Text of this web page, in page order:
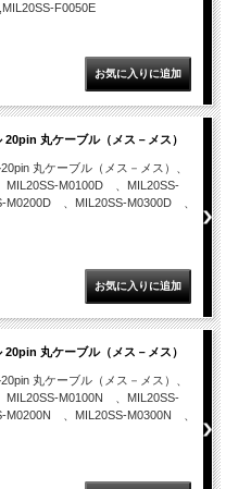
F0050E
丸ケーブル（メス－メス）
丸ケーブル（メス－メス）、
MIL20SS-M0100D 、MIL20SS-
M0200D 、MIL20SS-M0300D 、
丸ケーブル（メス－メス）
丸ケーブル（メス－メス）、
MIL20SS-M0100N 、MIL20SS-
M0200N 、MIL20SS-M0300N 、